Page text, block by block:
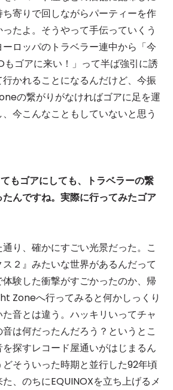
寄りで回しながらパーティーを作
たよ。そうやって手伝っていくう
ロッパのトラベラー連中から「今
もゴアに来い！」って半ば強引に誘
かれることになるんだけど、今振
の繋がりがなければゴアに足を運
今こんなこともしていないと思う
もゴアにしても、トラベラーの繋
んですね。実際に行ってみたゴア
り、確かにすごい光景だった。こ
２』みたいな世界があるんだって
験した衝撃がすごかったのか、帰
Zoneへ行ってみると何かしっくり
音とは違う。ハッキリいってチャ
は何だったんだろう？というとこ
探すレコード屋通いがはじまるん
そういった時期と並行した92年頃
、のちにEQUINOXを立ち上げるメ